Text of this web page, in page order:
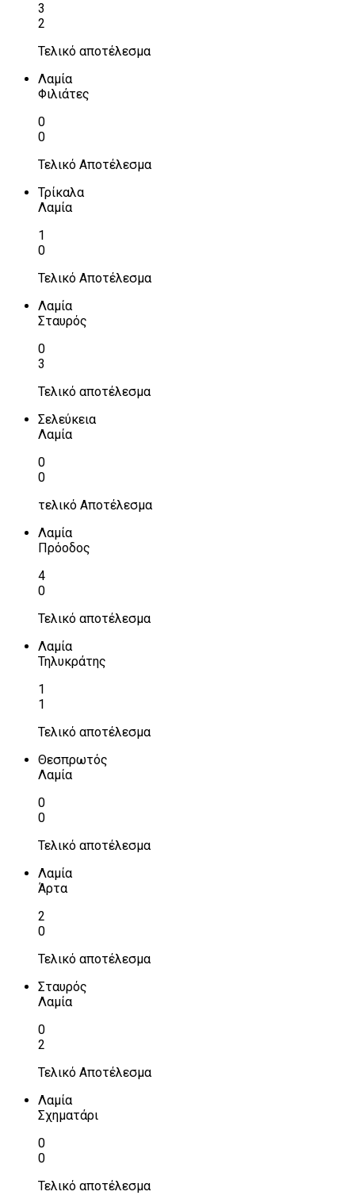
3
2
Τελικό αποτέλεσμα
Λαμία
Φιλιάτες
0
0
Τελικό Αποτέλεσμα
Τρίκαλα
Λαμία
1
0
Τελικό Αποτέλεσμα
Λαμία
Σταυρός
0
3
Τελικό αποτέλεσμα
Σελεύκεια
Λαμία
0
0
τελικό Αποτέλεσμα
Λαμία
Πρόοδος
4
0
Τελικό αποτέλεσμα
Λαμία
Τηλυκράτης
1
1
Τελικό αποτέλεσμα
Θεσπρωτός
Λαμία
0
0
Τελικό αποτέλεσμα
Λαμία
Άρτα
2
0
Τελικό αποτέλεσμα
Σταυρός
Λαμία
0
2
Τελικό Αποτέλεσμα
Λαμία
Σχηματάρι
0
0
Τελικό αποτέλεσμα